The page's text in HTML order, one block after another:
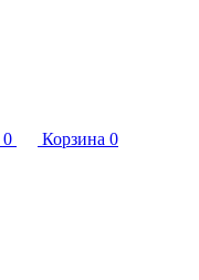
0 Корзина 0